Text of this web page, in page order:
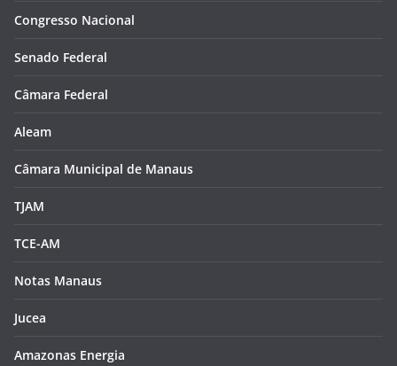
Congresso Nacional
Senado Federal
Câmara Federal
Aleam
Câmara Municipal de Manaus
TJAM
TCE-AM
Notas Manaus
Jucea
Amazonas Energia